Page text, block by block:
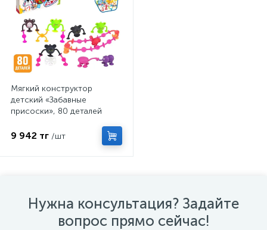
Мягкий конструктор
детский «Забавные
присоски», 80 деталей
9 942 тг /шт
Нужна консультация? Задайте
вопрос прямо сейчас!